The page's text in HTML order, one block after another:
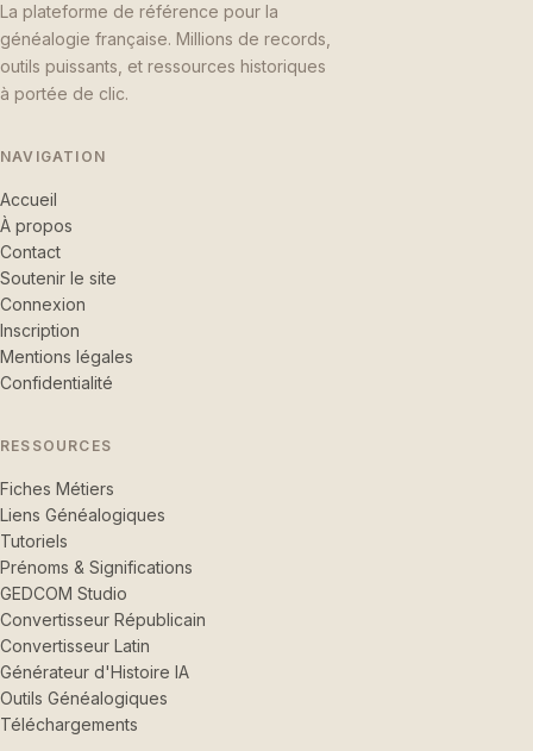
La plateforme de référence pour la
généalogie française. Millions de records,
outils puissants, et ressources historiques
à portée de clic.
NAVIGATION
Accueil
À propos
Contact
Soutenir le site
Connexion
Inscription
Mentions légales
Confidentialité
RESSOURCES
Fiches Métiers
Liens Généalogiques
Tutoriels
Prénoms & Significations
GEDCOM Studio
Convertisseur Républicain
Convertisseur Latin
Générateur d'Histoire IA
Outils Généalogiques
Téléchargements